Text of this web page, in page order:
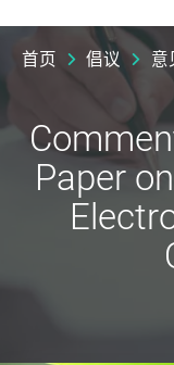
首页 倡议 意
Paper